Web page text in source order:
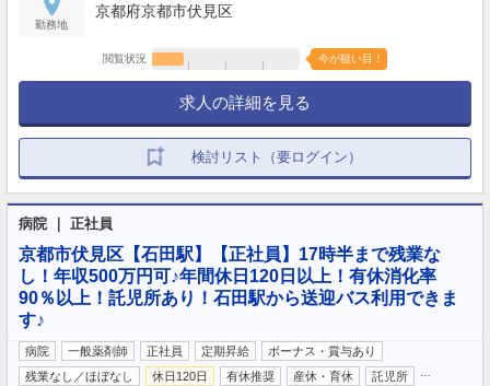
勤務地
京都府京都市伏見区
閲覧状況 今が狙い目！
求人の詳細を見る
検討リスト（要ログイン）
病院 ｜ 正社員
京都市伏見区【石田駅】【正社員】17時半まで残業な
し！年収500万円可♪年間休日120日以上！有休消化率
90％以上！託児所あり！石田駅から送迎バス利用できま
す♪
病院 一般薬剤師 正社員 定期昇給
ボーナス・賞与あり
残業なし／ほぼなし
休日120日 有休推奨 産休・育休 託児所